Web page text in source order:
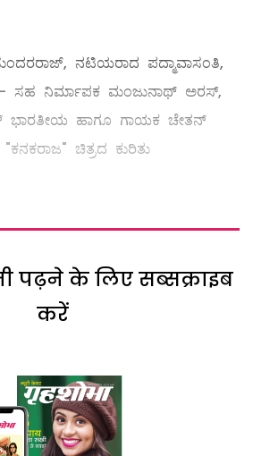
ನಟಿಯರಾದ ಪದ್ಮಾವಾಸಂತಿ,
ಸಹ ನಿರ್ಮಾಪಕ ಮಂಜುನಾಥ್ ಅರಸ್,
ಭಾರತೀಯ ಹಾಗೂ ಗಾಯಕ ಚೇತನ್
ಚಿತ್ರದ ಕುರಿತು
पढ़ने के लिए सब्सक्राइब
करें